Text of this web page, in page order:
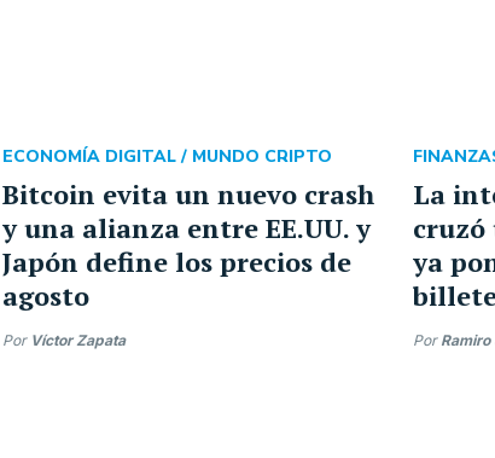
Bitcoin evita un nuevo crash
y una alianza entre EE.UU. y
Japón define los precios de
agosto
ECONOMÍA DIGITAL / MUNDO CRIPTO
Por Víctor Zapata
La
ya
Por